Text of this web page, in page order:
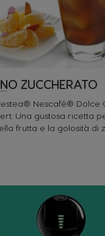
ZUCCHERATO
Nescafé® Dolce
Una gustosa ricetta
frutta e la golosità di